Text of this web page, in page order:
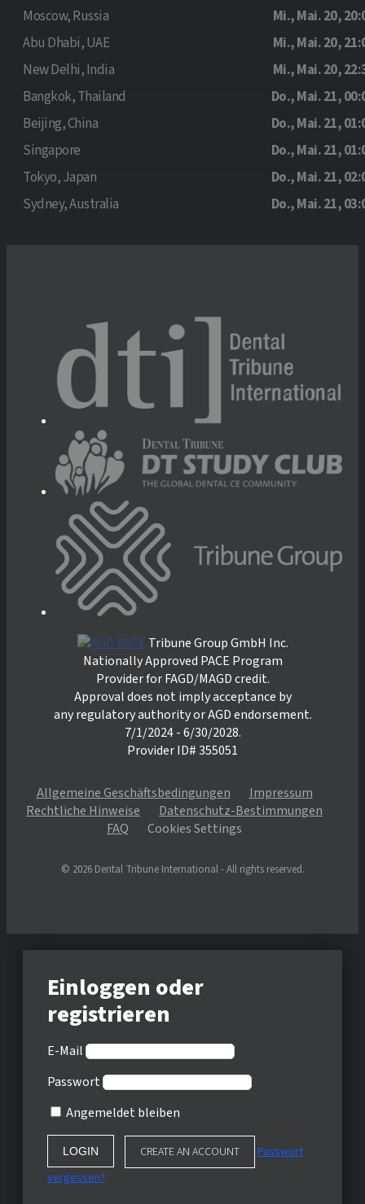
Moscow, Russia
Mi., Mai. 20,
Abu Dhabi, UAE
Mi., Mai. 20,
New Delhi, India
Mi., Mai. 20,
Bangkok, Thailand
Do., Mai. 21,
Beijing, China
Do., Mai. 21,
Singapore
Do., Mai. 21,
Tokyo, Japan
Do., Mai. 21,
Sydney, Australia
Do., Mai. 21,
Tribune Group GmbH Inc.
Nationally Approved PACE Program
Provider for FAGD/MAGD credit.
Approval does not imply acceptance by
any regulatory authority or AGD endorsement.
7/1/2024 - 6/30/2028.
Provider ID# 355051
Allgemeine Geschäftsbedingungen
Impressum
Rechtliche Hinweise
Datenschutz-Bestimmungen
FAQ
Cookies Settings
© 2026 Dental Tribune International - All rights reserved.
Einloggen oder
registrieren
E-Mail
Passwort
Angemeldet bleiben
CREATE AN ACCOUNT
Passwort
vergessen?